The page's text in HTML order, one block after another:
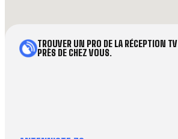
TROUVER UN PRO DE LA RÉCEPTION TV
PRÈS DE CHEZ VOUS.